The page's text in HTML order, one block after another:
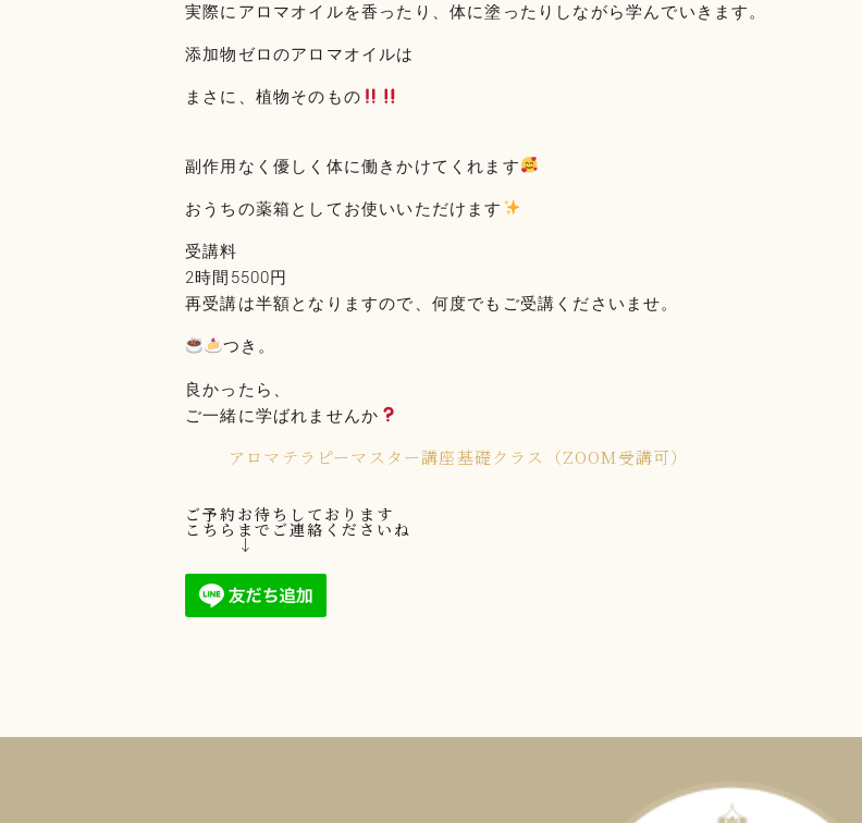
実際にアロマオイルを香ったり、体に塗ったりしながら学んでいきます。
添加物ゼロのアロマオイルは
まさに、植物そのもの
副作用なく優しく体に働きかけてくれます
おうちの薬箱としてお使いいただけます
受講料
2時間5500円
再受講は半額となりますので、何度でもご受講くださいませ。
つき。
良かったら、
ご一緒に学ばれませんか
アロマテラピーマスター講座基礎クラス（ZOOM受講可）
ご予約お待ちしております
こちらまでご連絡くださいね
↓